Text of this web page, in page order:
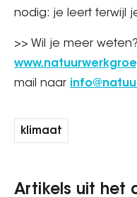
nodig: je leert terwijl
>> Wil je meer
mail naar
klimaat
Artikels uit het